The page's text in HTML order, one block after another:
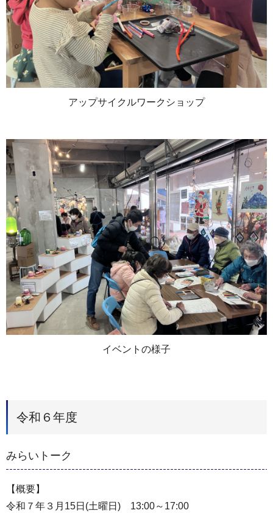
アップサイクルワークショップ
イベントの様子
令和６年度
みらいトーク
【概要】
令和７年３月15日(土曜日) 13:00～17:00